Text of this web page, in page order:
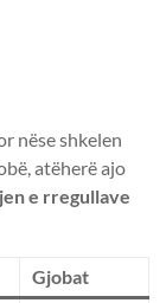
nëse shkelen
atëherë ajo
e rregullave
Gjobat